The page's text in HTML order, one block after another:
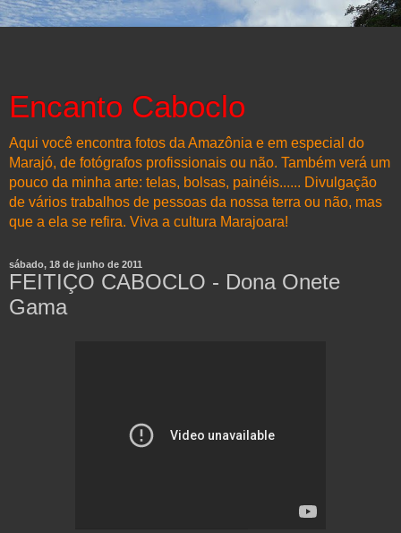
Encanto Caboclo
Aqui você encontra fotos da Amazônia e em especial do
Marajó, de fotógrafos profissionais ou não. Também verá um
pouco da minha arte: telas, bolsas, painéis...... Divulgação
de vários trabalhos de pessoas da nossa terra ou não, mas
que a ela se refira. Viva a cultura Marajoara!
sábado, 18 de junho de 2011
FEITIÇO CABOCLO - Dona Onete
Gama